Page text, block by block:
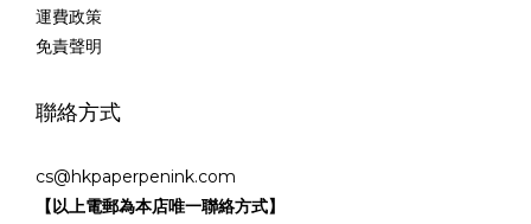
運費政策
免責聲明
聯絡方式
cs@hkpaperpenink.com
【以上電郵為本店唯一聯絡方式】